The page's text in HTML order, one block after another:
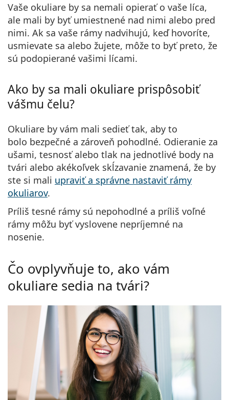
Vaše okuliare by sa nemali opierať o vaše líca,
ale mali by byť umiestnené nad nimi alebo pred
nimi. Ak sa vaše rámy nadvihujú, keď hovoríte,
usmievate sa alebo žujete, môže to byť preto, že
sú podopierané vašimi lícami.
Ako by sa mali okuliare prispôsobiť
vášmu čelu?
Okuliare by vám mali sedieť tak, aby to
bolo bezpečné a zároveň pohodlné. Odieranie za
ušami, tesnosť alebo tlak na jednotlivé body na
tvári alebo akékoľvek skĺzavanie znamená, že by
ste si mali upraviť a správne nastaviť rámy
okuliarov.
Príliš tesné rámy sú nepohodlné a príliš voľné
rámy môžu byť vyslovene nepríjemné na
nosenie.
Čo ovplyvňuje to, ako vám
okuliare sedia na tvári?